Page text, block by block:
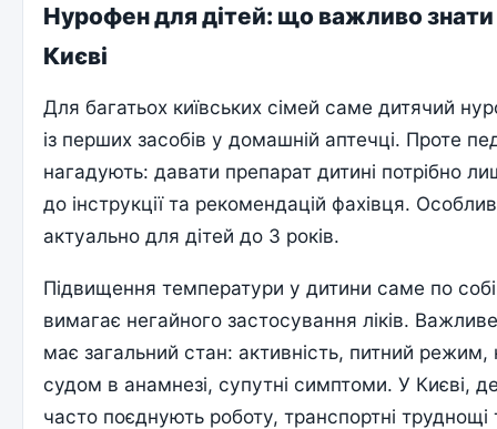
Нурофен для дітей: що важливо
Києві
Для багатьох київських сімей саме дитячий
із перших засобів у домашній аптечці. Проте
нагадують: давати препарат дитині потрібно
до інструкції та рекомендацій фахівця.
актуально для дітей до 3 років.
Підвищення температури у дитини саме по
вимагає негайного застосування ліків.
має загальний стан: активність, питний режим,
судом в анамнезі, супутні симптоми. У Києві,
часто поєднують роботу, транспортні